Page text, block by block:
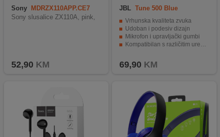
Sony
MDRZX110APP.CE7
Sony slusalice ZX110A, pink,
52,90 KM
JBL Tune 500 Blue
Vrhunska kvaliteta zvuka
Udoban i podesiv dizajn
Mikrofon i upravljački gumbi
Kompatibilan s različitim uređajima
69,90 KM